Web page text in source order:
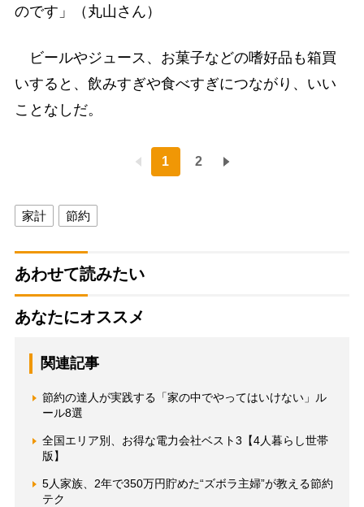
のです」（丸山さん）
ビールやジュース、お菓子などの嗜好品も箱買
いすると、飲みすぎや食べすぎにつながり、いい
ことなしだ。
1 2
家計 節約
あわせて読みたい
あなたにオススメ
関連記事
節約の達人が実践する「家の中でやってはいけない」ル
ール8選
全国エリア別、お得な電力会社ベスト3【4人暮らし世帯
版】
5人家族、2年で350万円貯めた“ズボラ主婦”が教える節約
テク